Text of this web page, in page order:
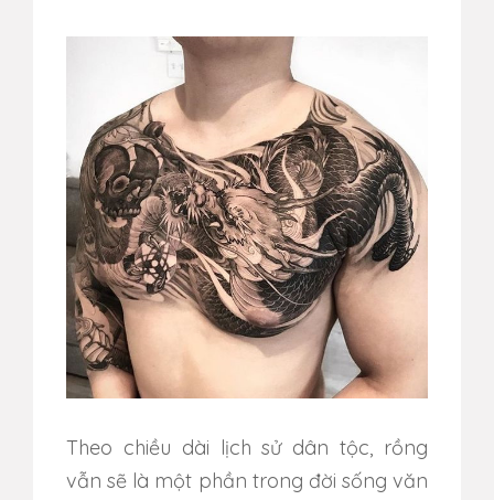
Theo chiều dài lịch sử dân tộc, rồng
vẫn sẽ là một phần trong đời sống văn